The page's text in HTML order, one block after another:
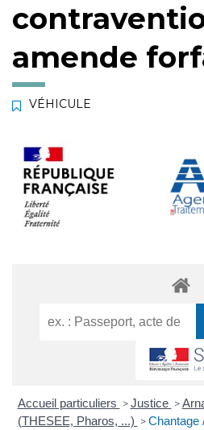
amende
VÉHICULE
Accueil particuliers > Justice >
(THESEE, Pharos, ...) > Chantage